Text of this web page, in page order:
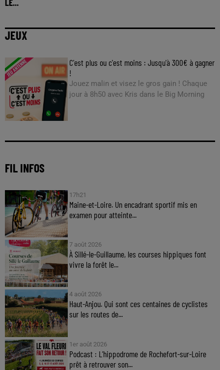
LE...
JEUX
C'est plus ou c'est moins : Jusqu'à 300€ à gagner
!
Jouez malin et visez le gros gain ! Chaque
jour à 8h50 avec Kris dans le Big Morning
FIL INFOS
17h21
Maine-et-Loire. Un encadrant sportif mis en
examen pour atteinte...
7 août 2026
À Sillé-le-Guillaume, les courses hippiques font
vivre la forêt le...
4 août 2026
Haut-Anjou. Qui sont ces centaines de cyclistes
sur les routes de...
1er août 2026
Podcast : L’hippodrome de Rochefort-sur-Loire
prêt à retrouver son...